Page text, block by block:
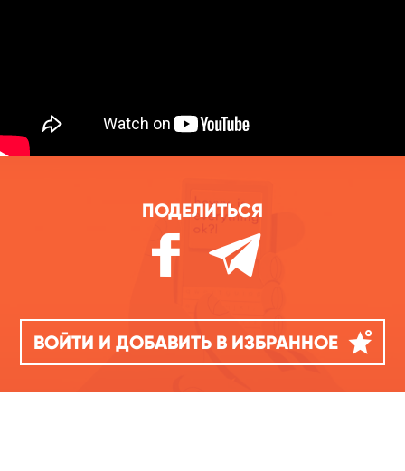
ПОДЕЛИТЬСЯ
ВОЙТИ И ДОБАВИТЬ В ИЗБРАННОЕ